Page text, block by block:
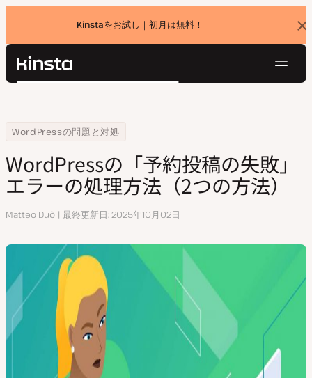
Kinstaをお試し｜初月は無料！
バ
ナ
Kinsta®
ョ
価格設定
お問い合わせ
検
Home
リソースセンター
WordPressの問題と対処
WordPressの「予約投稿の失敗」エラーの処理方法（2つの方法）
WordPressの「予約投稿の失敗」
エラーの処理方法（2つの方法）
執
Matteo Duò 最終更新日 2025年10月02日